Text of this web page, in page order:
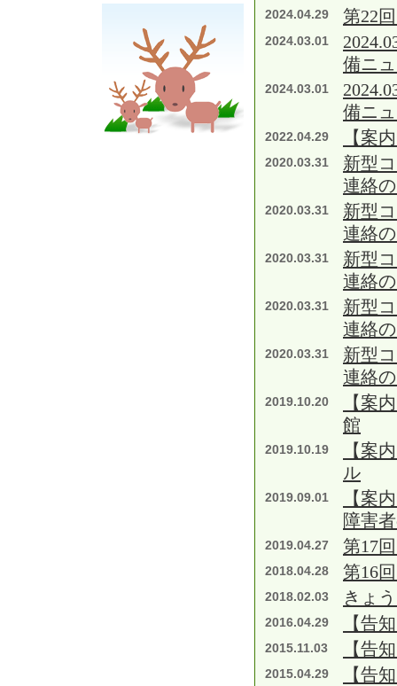
2024.04.29 第22
2024.03.01
備ニ
2024.03.01
備ニ
2022.04.29 【案
2020.03.31
新型
連絡
2020.03.31
新型
連絡
2020.03.31
新型
連絡
2020.03.31
新型
連絡
2020.03.31
新型
連絡
2019.10.20
【案
館
2019.10.19
【案
ル
2019.09.01
【案
障害
2019.04.27 第17
2018.04.28 第16
2018.02.03 きょ
2016.04.29 【告
2015.11.03 【告
2015.04.29 【告